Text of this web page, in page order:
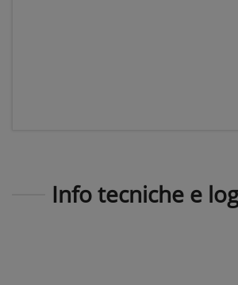
Info tecniche e